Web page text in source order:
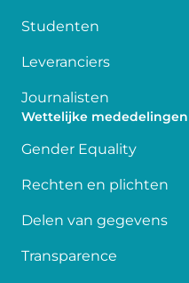
Studenten
Leveranciers
Journalisten
Wettelijke mededelingen
Gender Equality
Rechten en plichten
Delen van gegevens
Transparence